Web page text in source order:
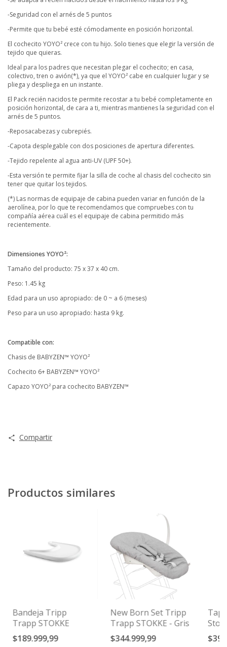
-Seguridad con el arnés de 5 puntos
-Permite que tu bebé esté cómodamente en posición horizontal.
El cochecito YOYO² crece con tu hijo. Solo tienes que elegir la versión de
tejido que quieras.
Ideal para los padres que necesitan plegar el cochecito; en casa,
colectivo, tren o avión(*), ya que el YOYO² cabe en cualquier lugar y se
pliega y despliega en un instante.
El Pack recién nacidos te permite recostar a tu bebé completamente en
posición horizontal, de cara a ti, mientras mantienes la seguridad con el
arnés de 5 puntos.
-Reposacabezas y cubrepiés.
-Capota desplegable con dos posiciones de apertura diferentes.
-Tejido repelente al agua anti-UV (UPF 50+).
-Esta versión te permite fijar la silla de coche al chasis del cochecito sin
tener que quitar los tejidos.
(*) Las normas de equipaje de cabina pueden variar en función de la
aerolínea, por lo que te recomendamos que compruebes con tu
compañía aérea cuál es el equipaje de cabina permitido más
recientemente.
Dimensiones YOYO²:
Tamaño del producto: 75 x 37 x 40 cm.
Peso: 1.45 kg
Edad para un uso apropiado: de 0 ~ a 6 (meses)
Peso para un uso apropiado: hasta 9 kg.
Compatible con:
Chasis de BABYZEN™ YOYO²
Cochecito 6+ BABYZEN™ YOYO²
Capazo YOYO² para cochecito BABYZEN™
Compartir
Productos similares
Bandeja Tripp
Trapp STOKKE
$189.999,99
New Born Set Tripp
Trapp STOKKE - Gris
$344.999,99